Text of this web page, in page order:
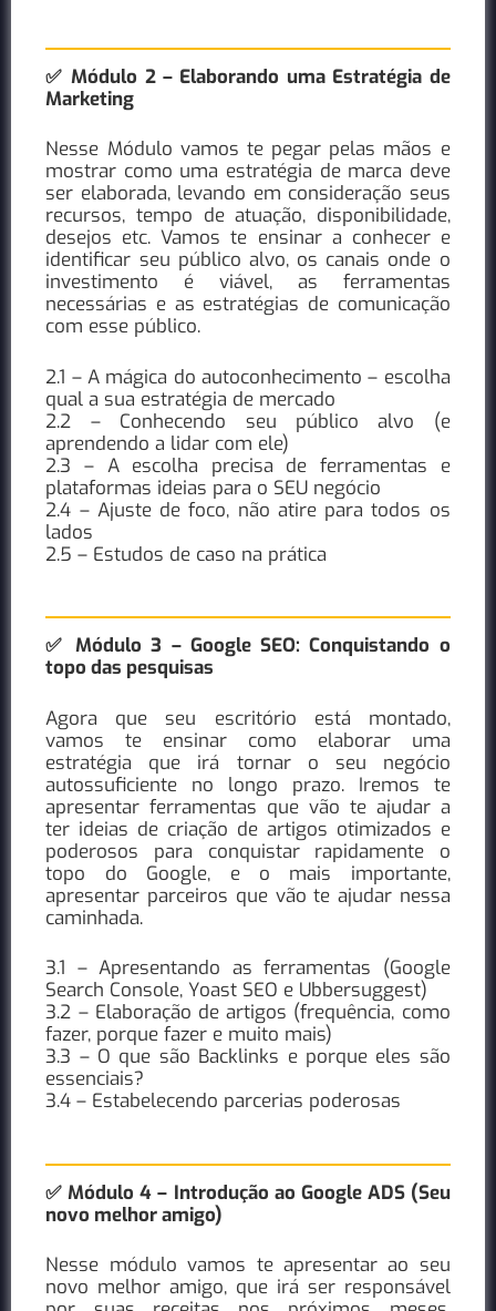
✅Módulo 2 – Elaborando uma Estratégia de
Marketing
Nesse Módulo vamos te pegar pelas mãos e
mostrar como uma estratégia de marca deve
ser elaborada, levando em consideração seus
recursos, tempo de atuação, disponibilidade,
desejos etc. Vamos te ensinar a conhecer e
identificar seu público alvo, os canais onde o
investimento é viável, as ferramentas
necessárias e as estratégias de comunicação
com esse público.
2.1 – A mágica do autoconhecimento – escolha
qual a sua estratégia de mercado
2.2 – Conhecendo seu público alvo (e
aprendendo a lidar com ele)
2.3 – A escolha precisa de ferramentas e
plataformas ideias para o SEU negócio
2.4 – Ajuste de foco, não atire para todos os
lados
2.5 – Estudos de caso na prática
✅ Módulo 3 – Google SEO: Conquistando o
topo das pesquisas
Agora que seu escritório está montado,
vamos te ensinar como elaborar uma
estratégia que irá tornar o seu negócio
autossuficiente no longo prazo. Iremos te
apresentar ferramentas que vão te ajudar a
ter ideias de criação de artigos otimizados e
poderosos para conquistar rapidamente o
topo do Google, e o mais importante,
apresentar parceiros que vão te ajudar nessa
caminhada.
3.1 – Apresentando as ferramentas (Google
Search Console, Yoast SEO e Ubbersuggest)
3.2 – Elaboração de artigos (frequência, como
fazer, porque fazer e muito mais)
3.3 – O que são Backlinks e porque eles são
essenciais?
3.4 – Estabelecendo parcerias poderosas
✅ Módulo 4 – Introdução ao Google ADS (Seu
novo melhor amigo)
Nesse módulo vamos te apresentar ao seu
novo melhor amigo, que irá ser responsável